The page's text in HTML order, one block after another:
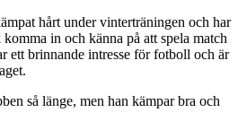
hårt under vinterträningen och har
in och känna på att spela match
ett brinnande intresse för fotboll och är
så länge, men han kämpar bra och